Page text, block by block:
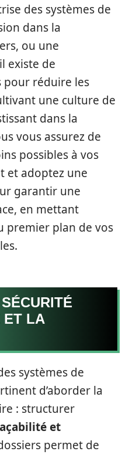
des systèmes de
dans la
ou une
existe de
pour réduire les
une culture de
dans la
vous assurez de
possibles à vos
et adoptez une
garantir une
en mettant
premier plan de vos
ET LA
systèmes de
d’aborder la
: structurer
et
permet de